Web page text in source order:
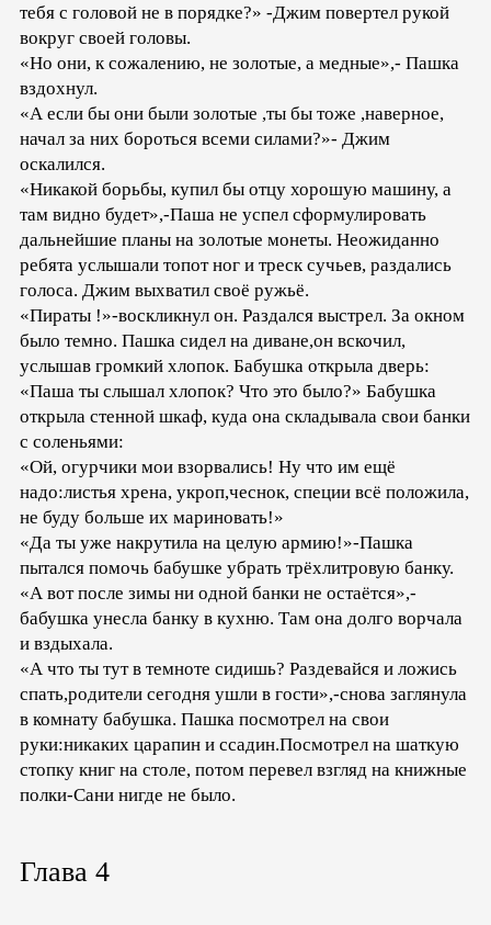
тебя с головой не в порядке?» -Джим повертел рукой
вокруг своей головы.
«Но они, к сожалению, не золотые, а медные»,- Пашка
вздохнул.
«А если бы они были золотые ,ты бы тоже ,наверное,
начал за них бороться всеми силами?»- Джим
оскалился.
«Никакой борьбы, купил бы отцу хорошую машину, а
там видно будет»,-Паша не успел сформулировать
дальнейшие планы на золотые монеты. Неожиданно
ребята услышали топот ног и треск сучьев, раздались
голоса. Джим выхватил своё ружьё.
«Пираты !»-воскликнул он. Раздался выстрел. За окном
было темно. Пашка сидел на диване,он вскочил,
услышав громкий хлопок. Бабушка открыла дверь:
«Паша ты слышал хлопок? Что это было?» Бабушка
открыла стенной шкаф, куда она складывала свои банки
с соленьями:
«Ой, огурчики мои взорвались! Ну что им ещё
надо:листья хрена, укроп,чеснок, специи всё положила,
не буду больше их мариновать!»
«Да ты уже накрутила на целую армию!»-Пашка
пытался помочь бабушке убрать трёхлитровую банку.
«А вот после зимы ни одной банки не остаётся»,-
бабушка унесла банку в кухню. Там она долго ворчала
и вздыхала.
«А что ты тут в темноте сидишь? Раздевайся и ложись
спать,родители сегодня ушли в гости»,-снова заглянула
в комнату бабушка. Пашка посмотрел на свои
руки:никаких царапин и ссадин.Посмотрел на шаткую
стопку книг на столе, потом перевел взгляд на книжные
полки-Сани нигде не было.
Глава 4